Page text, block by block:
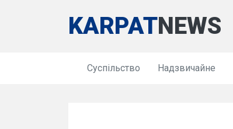
KARPATNEWS
Суспільство Надзвичайне